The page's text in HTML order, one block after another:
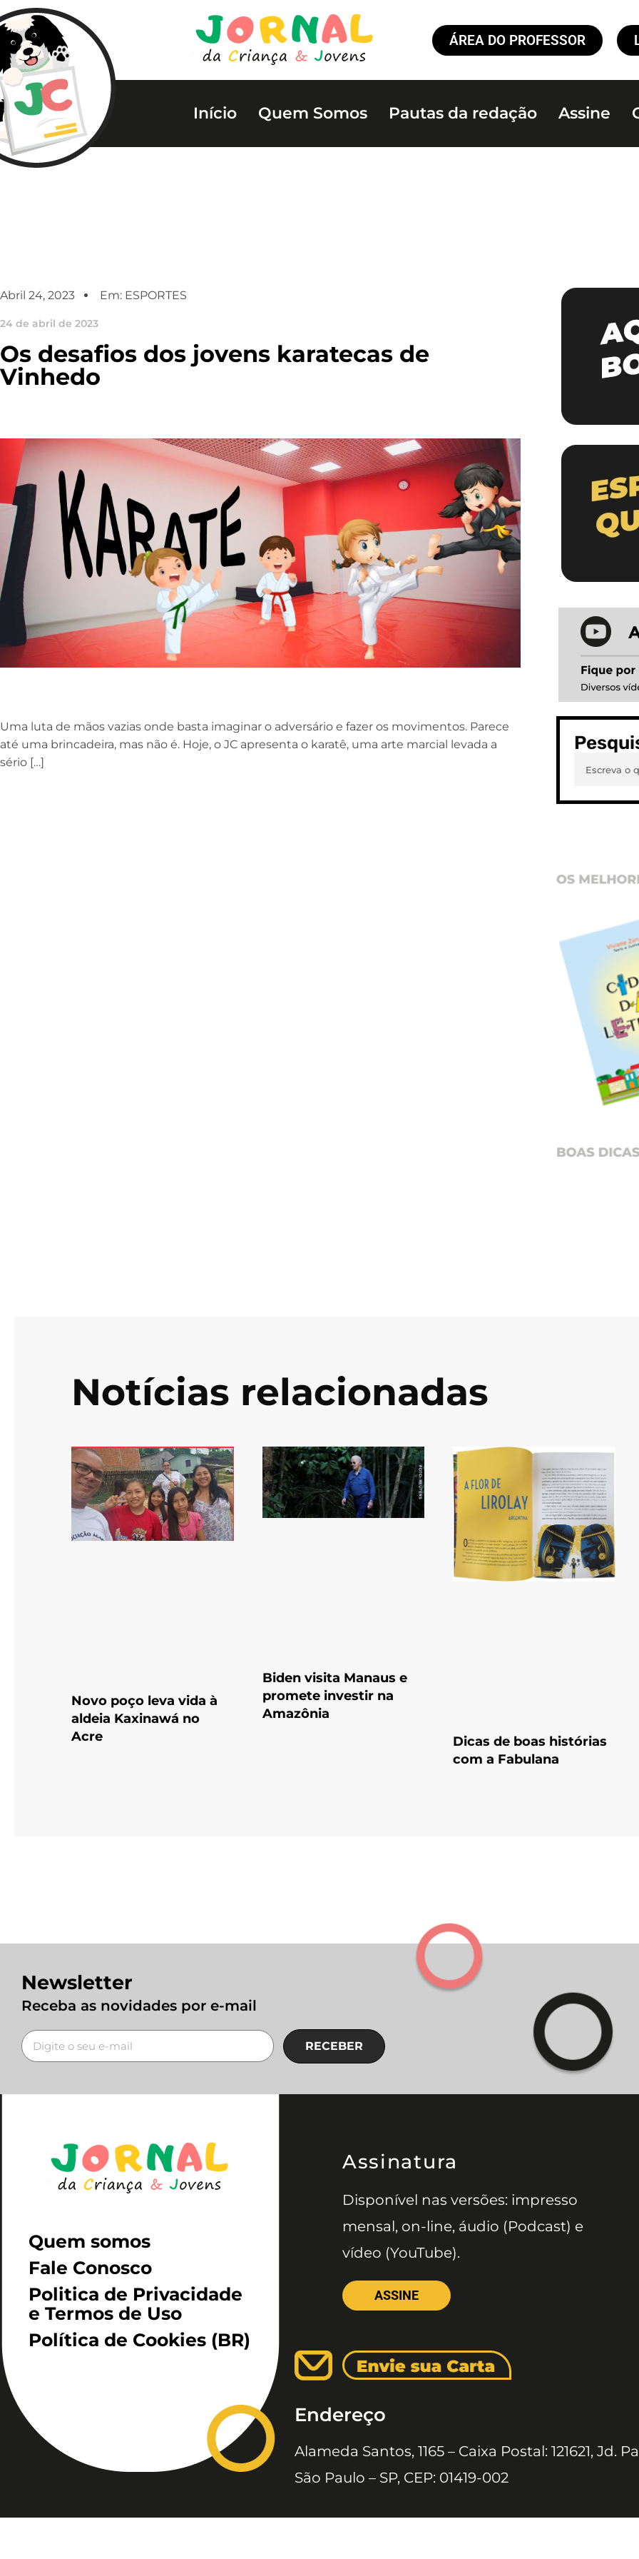
ÁREA DO PROFESSOR
Início Quem Somos Pautas da redação Assine
Abril 24, 2023 Em: ESPORTES
24 de abril de 2023
Os desafios dos jovens karatecas de
Vinhedo
Uma luta de mãos vazias onde basta imaginar o adversário e fazer os movimentos. Parece
até uma brincadeira, mas não é. Hoje, o JC apresenta o karatê, uma arte marcial levada a
sério […]
Notícias relacionadas
Novo poço leva vida à
aldeia Kaxinawá no
Acre
Biden visita Manaus e
promete investir na
Amazônia
Dicas de boas histórias
com a Fabulana
Newsletter
Receba as novidades por e-mail
RECEBER
Quem somos
Fale Conosco
Politica de Privacidade
e Termos de Uso
Política de Cookies (BR)
Assinatura
Disponível nas versões: impresso
mensal, on-line, áudio (Podcast) e
vídeo (YouTube).
ASSINE
Endereço
Alameda Santos, 1165 – Caixa Postal: 121621, Jd.
São Paulo – SP, CEP: 01419-002